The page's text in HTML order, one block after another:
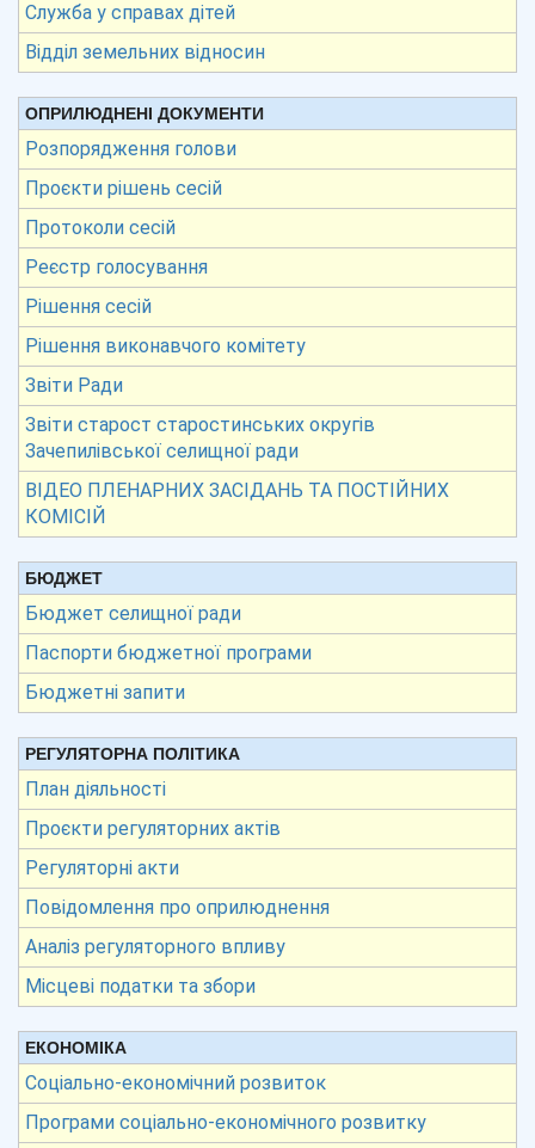
Служба у справах дітей
Відділ земельних відносин
ОПРИЛЮДНЕНІ ДОКУМЕНТИ
Розпорядження голови
Проєкти рішень сесій
Протоколи сесій
Реєстр голосування
Рішення сесій
Рішення виконавчого комітету
Звіти Ради
Звіти старост старостинських округів
Зачепилівської селищної ради
ВІДЕО ПЛЕНАРНИХ ЗАСІДАНЬ ТА ПОСТІЙНИХ
КОМІСІЙ
БЮДЖЕТ
Бюджет селищної ради
Паспорти бюджетної програми
Бюджетні запити
РЕГУЛЯТОРНА ПОЛІТИКА
План діяльності
Проєкти регуляторних актів
Регуляторні акти
Повідомлення про оприлюднення
Аналіз регуляторного впливу
Місцеві податки та збори
ЕКОНОМІКА
Соціально-економічний розвиток
Програми соціально-економічного розвитку